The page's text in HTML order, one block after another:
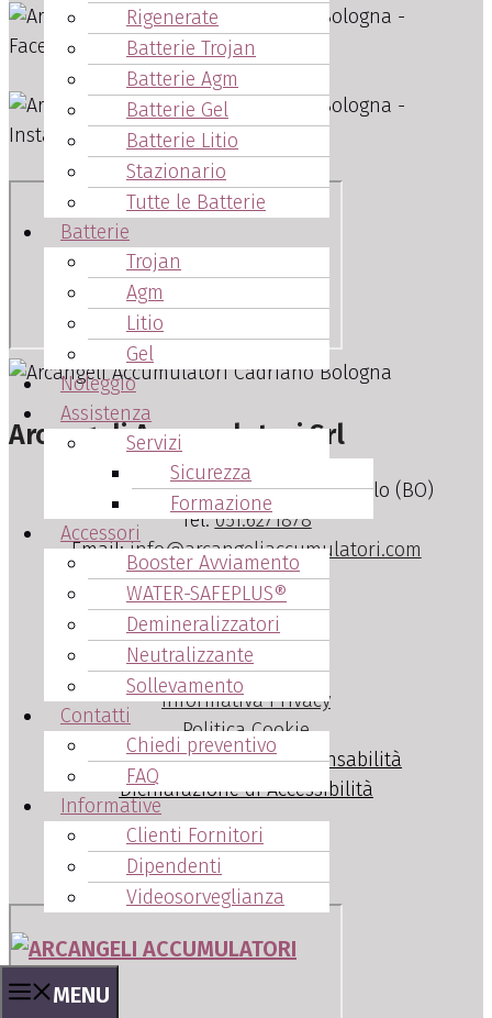
Rigenerate
Batterie Trojan
Batterie Agm
Batterie Gel
Batterie Litio
Stazionario
Tutte le Batterie
Batterie
Trojan
Agm
Litio
Gel
Noleggio
Assistenza
Servizi
Sicurezza
Formazione
Accessori
Booster Avviamento
WATER-SAFEPLUS®
Demineralizzatori
Neutralizzante
Sollevamento
Contatti
Chiedi preventivo
FAQ
Informative
Clienti Fornitori
Dipendenti
Videosorveglianza
MENU
Arcangeli Accumulatori Srl
Via Nuova, 15 – Cadriano di Granarolo (BO)
Tel.051.6271878
Email:info@arcangeliaccumulatori.com
Info Legali
P.Iva IT 03142090376
Informativa Privacy
Politica Cookie
Dichiarazione di non responsabilità
Dichiarazione di Accessibilità